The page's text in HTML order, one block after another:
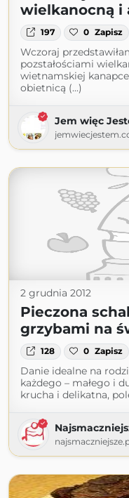
wielkanocną i
197 0 Zapisz
Wczoraj
pozstałościami
wietnamskiej
obietnicą (...)
Jem więc
2 grudnia 2012
Pieczona
grzybami na
128 0 Zapisz
Danie idealne na
każdego – małego i
krucha i delikatna,